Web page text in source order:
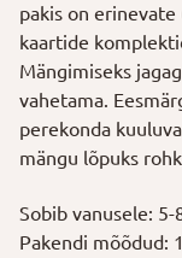
pakis on
kaartide
Mängimiseks
vahetama.
perekonda
mängu lõpuks
Sobib vanusele: 5-
Pakendi mõõdud: